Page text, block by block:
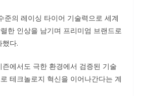
준의 레이싱 타이어 기술력으로 세계
한 인상을 남기며 프리미엄 브랜드로
다.
에서도 극한 환경에서 검증된 기술
테크놀로지 혁신을 이어나간다는 계